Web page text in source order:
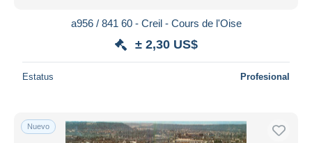
a956 / 841 60 - Creil - Cours de l'Oise
± 2,30 US$
Estatus Profesional
Nuevo